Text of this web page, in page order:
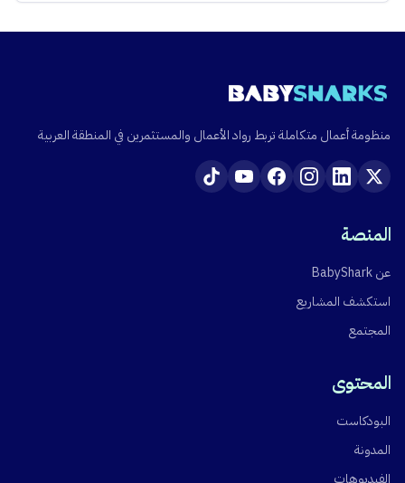
منظومة أعمال متكاملة تربط رواد الأعمال والمستثمرين في المنطقة العربية
المنصة
عن BabyShark
استكشف المشاريع
المجتمع
المحتوى
البودكاست
المدونة